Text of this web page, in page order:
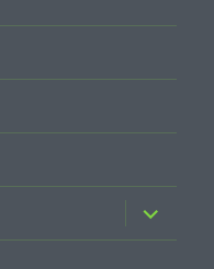
ouvrir
le
sous-